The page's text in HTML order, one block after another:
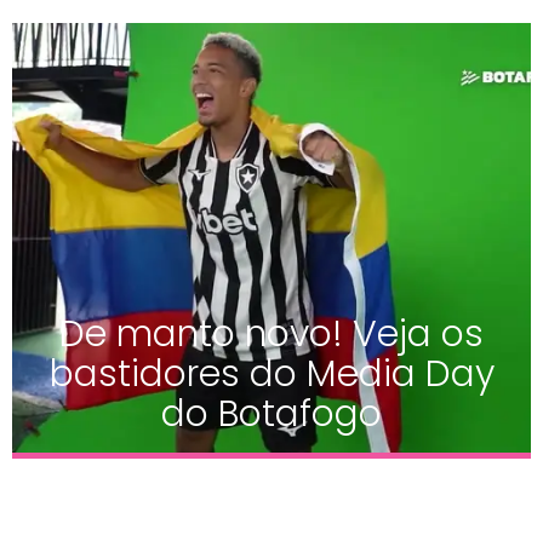
De manto novo! Veja os
bastidores do Media Day
do Botafogo